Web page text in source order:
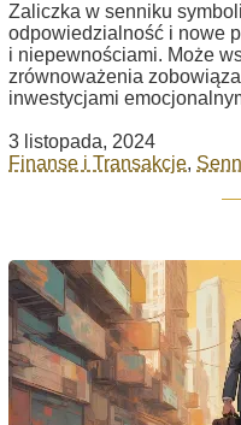
Zaliczka w senniku
odpowiedzialność i nowe
i niepewnościami. Może
zrównoważenia
inwestycjami
3 listopada, 2024
Finanse i Transakcje,